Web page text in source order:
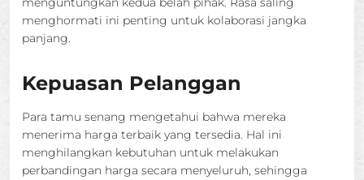
menghormati ini penting untuk kolaborasi jangka
panjang.
Kepuasan Pelanggan
Para tamu senang mengetahui bahwa mereka
menerima harga terbaik yang tersedia. Hal ini
menghilangkan kebutuhan untuk melakukan
perbandingan harga secara menyeluruh, sehingga